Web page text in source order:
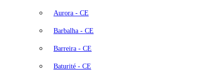
Aurora - CE
Barbalha - CE
Barreira - CE
Baturité - CE